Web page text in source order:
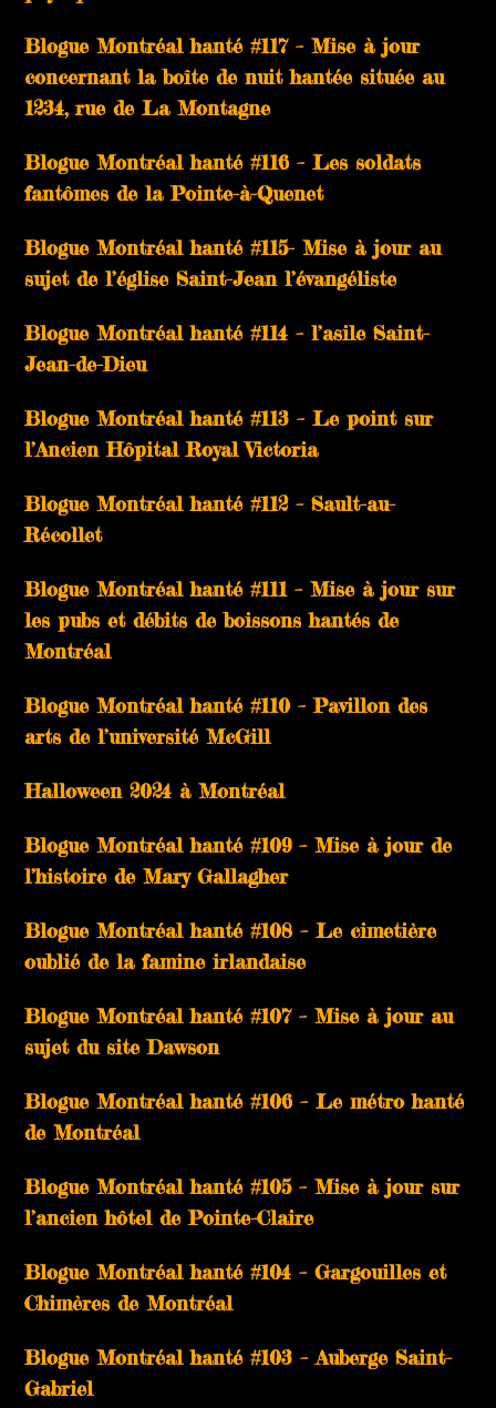
Blogue Montréal hanté #117 – Mise à jour
concernant la boîte de nuit hantée située au
1234, rue de La Montagne
Blogue Montréal hanté #116 – Les soldats
fantômes de la Pointe-à-Quenet
Blogue Montréal hanté #115- Mise à jour au
sujet de l’église Saint-Jean l’évangéliste
Blogue Montréal hanté #114 – l’asile Saint-
Jean-de-Dieu
Blogue Montréal hanté #113 – Le point sur
l’Ancien Hôpital Royal Victoria
Blogue Montréal hanté #112 – Sault-au-
Récollet
Blogue Montréal hanté #111 – Mise à jour sur
les pubs et débits de boissons hantés de
Montréal
Blogue Montréal hanté #110 – Pavillon des
arts de l’université McGill
Halloween 2024 à Montréal
Blogue Montréal hanté #109 – Mise à jour de
l’histoire de Mary Gallagher
Blogue Montréal hanté #108 – Le cimetière
oublié de la famine irlandaise
Blogue Montréal hanté #107 – Mise à jour au
sujet du site Dawson
Blogue Montréal hanté #106 – Le métro hanté
de Montréal
Blogue Montréal hanté #105 – Mise à jour sur
l’ancien hôtel de Pointe-Claire
Blogue Montréal hanté #104 – Gargouilles et
Chimères de Montréal
Blogue Montréal hanté #103 – Auberge Saint-
Gabriel